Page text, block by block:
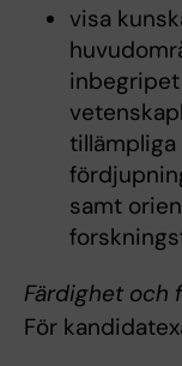
visa
samt
Färdighet och
För